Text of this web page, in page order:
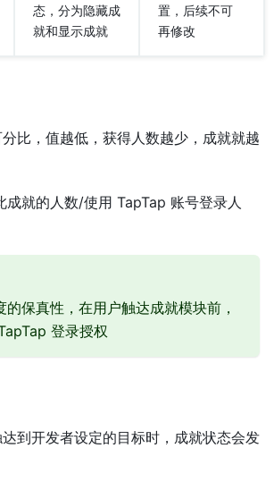
态，分为隐藏成
就和显示成就
置，后续不可
再修改
比，值越低，获得人数越少，成就就越
就的人数/使用 TapTap 账号登录人
的保真性，在用户触达成就模块前，
登录授权
到开发者设定的目标时，成就状态会发